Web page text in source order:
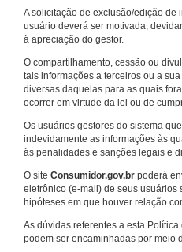
A solicitação de exclusão/edição de
usuário deverá ser motivada,
à apreciação do gestor.
O compartilhamento, cessão ou
tais informações a terceiros ou a
diversas daquelas para as quais
ocorrer em virtude da lei ou de
Os usuários gestores do sistema
indevidamente as informações às
às penalidades e sanções legais e
O site Consumidor.gov.br poderá
eletrônico (e-mail) de seus usuários
hipóteses em que houver relação
As dúvidas referentes a esta
podem ser encaminhadas por meio